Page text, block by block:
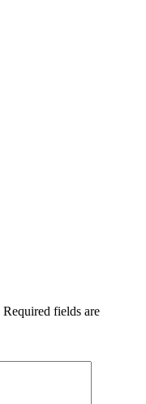
Required fields are